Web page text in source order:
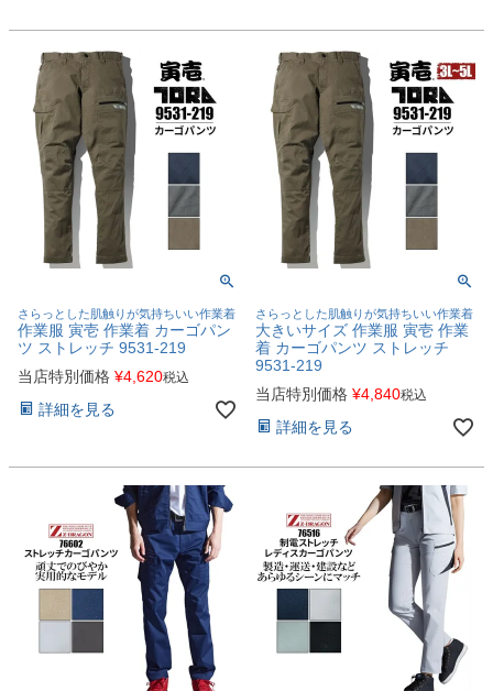
さらっとした肌触りが気持ちいい作業着
作業服 寅壱 作業着 カーゴパン
ツ ストレッチ 9531-219
当店特別価格 ¥4,620税込
詳細を見る
さらっとした肌触りが気持ちいい作業着
大きいサイズ 作業服 寅壱 作業
着 カーゴパンツ ストレッチ
9531-219
当店特別価格 ¥4,840税込
詳細を見る